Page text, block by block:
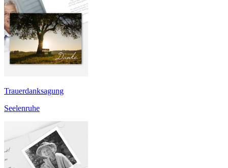
Trauerdanksagung
Seelenruhe